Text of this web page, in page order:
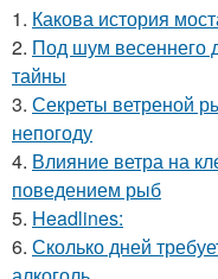
1. Какова история
2. Под шум весеннего
тайны
3. Секреты ветреной
непогоду
4. Влияние ветра на
поведением рыб
5. Headlines:
6. Сколько дней